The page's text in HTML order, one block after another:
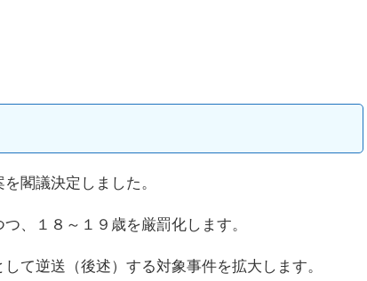
閣議決定しました。
、１８～１９歳を厳罰化します。
て逆送（後述）する対象事件を拡大します。